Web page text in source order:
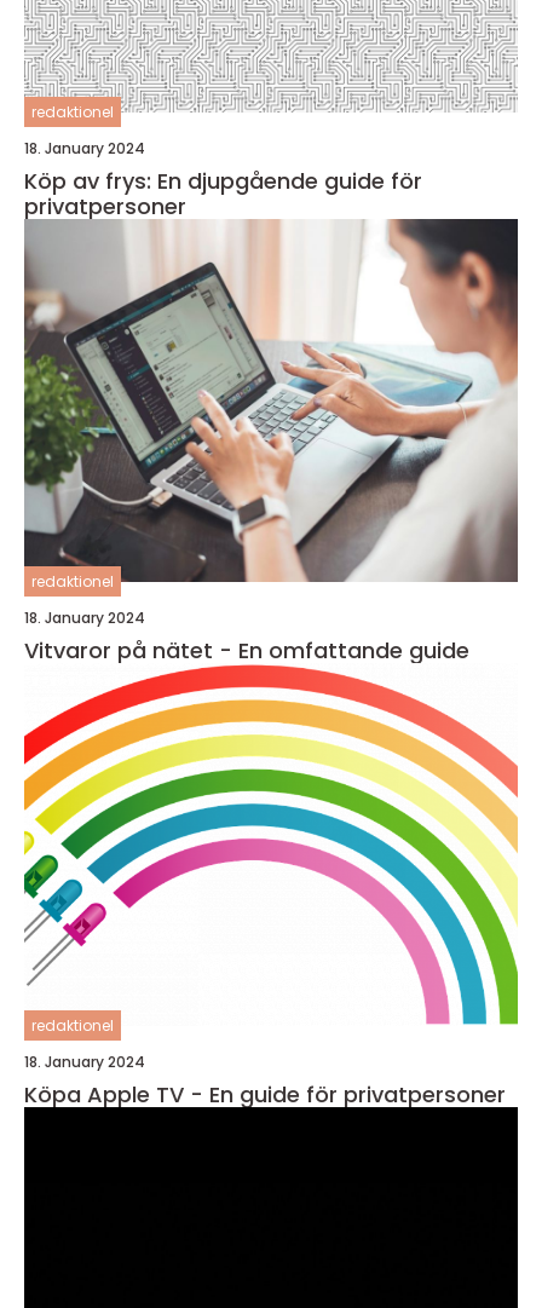
redaktionel
18. January 2024
Köp av frys: En djupgående guide för
privatpersoner
redaktionel
18. January 2024
Vitvaror på nätet - En omfattande guide
redaktionel
18. January 2024
Köpa Apple TV - En guide för privatpersoner